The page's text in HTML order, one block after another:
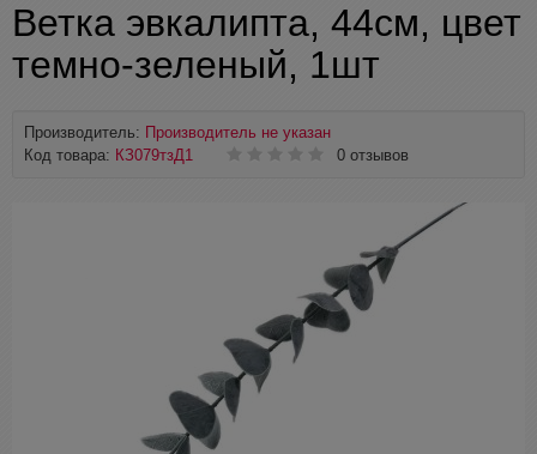
Ветка эвкалипта, 44см, цвет
темно-зеленый, 1шт
Производитель: Производитель не указан
Код товара: КЗ079тзД1 0 отзывов